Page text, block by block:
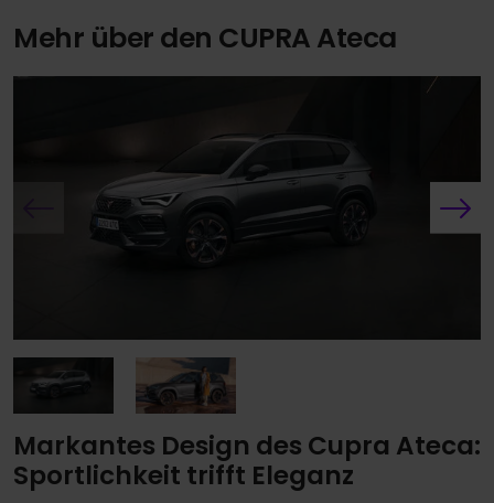
Mehr über den CUPRA Ateca
Markantes Design des Cupra Ateca:
Sportlichkeit trifft Eleganz